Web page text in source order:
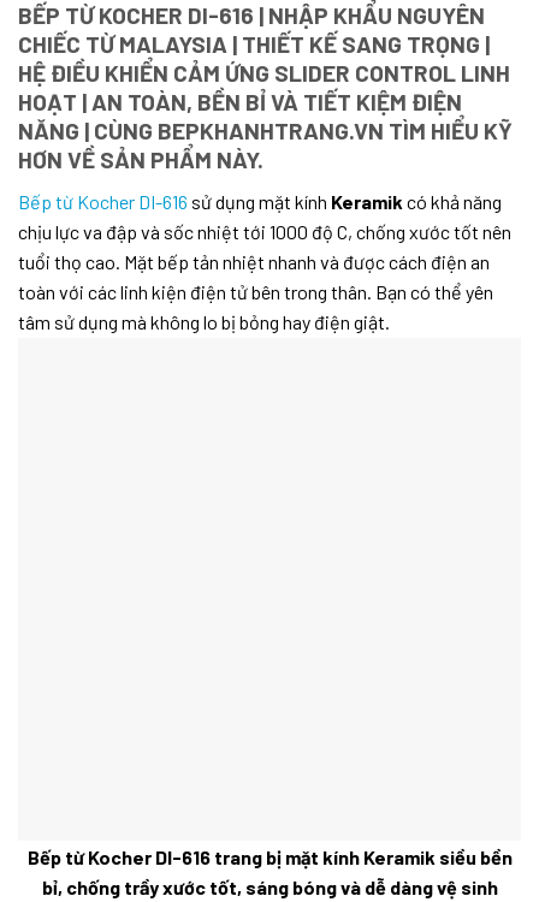
BẾP TỪ KOCHER DI-616 | NHẬP KHẨU NGUYÊN
CHIẾC TỪ MALAYSIA | THIẾT KẾ SANG TRỌNG |
HỆ ĐIỀU KHIỂN CẢM ỨNG SLIDER CONTROL LINH
HOẠT | AN TOÀN, BỀN BỈ VÀ TIẾT KIỆM ĐIỆN
NĂNG | CÙNG BEPKHANHTRANG.VN TÌM HIỂU KỸ
HƠN VỀ SẢN PHẨM NÀY.
Bếp từ Kocher DI-616 sử dụng mặt kính Keramik có khả năng
chịu lực va đập và sốc nhiệt tới 1000 độ C, chống xước tốt nên
tuổi thọ cao. Mặt bếp tản nhiệt nhanh và được cách điện an
toàn với các linh kiện điện tử bên trong thân. Bạn có thể yên
tâm sử dụng mà không lo bị bỏng hay điện giật.
Bếp từ Kocher DI-616 trang bị mặt kính Keramik siều bền
bỉ, chống trầy xước tốt, sáng bóng và dễ dàng vệ sinh